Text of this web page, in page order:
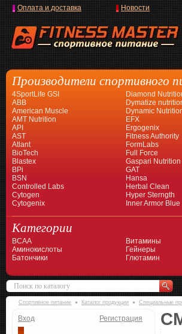
Оплата и доставка Новости
Производители спортивного
4SportLife GSI
ABB
American Muscle
AMT Nutrition
API
AST
Atlant
BioTech
Blastex
BPi
BSN
Controlled Labs
Cytogen
Cytogenix
Diamond
Dymatize
Dynamic
EFX
Ergogenix
Fitness Authority
FormLabs
Full Force
Gaspari Nutrition
GAT
Hansa
Herbal Clean
Hyper Sterngth
Inner Armor Blue
Категории
BCAA
Аминокислоты
Батончики
Витамины
Гейнеры
Глютамин
Спортивное питание Каталог продукции Специальные
Вход Регистрация